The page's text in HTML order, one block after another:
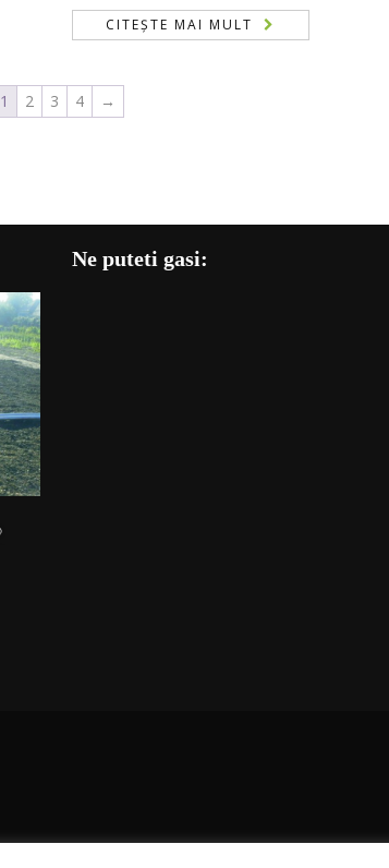
CITEȘTE MAI MULT
1 2 3 4 →
Ne puteti gasi: